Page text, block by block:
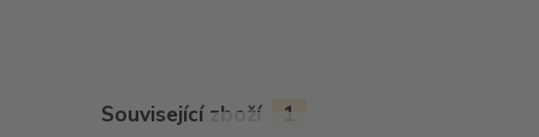
Související zboží 1